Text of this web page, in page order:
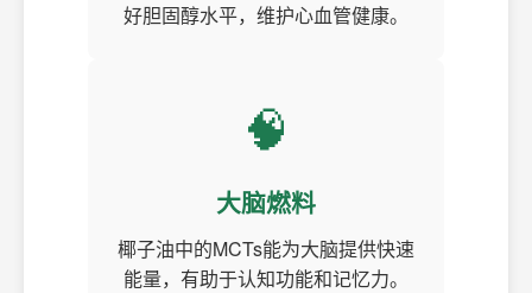
好胆固醇水平，维护心血管健康。
🧠
大脑燃料
椰子油中的MCTs能为大脑提供快速
能量，有助于认知功能和记忆力。